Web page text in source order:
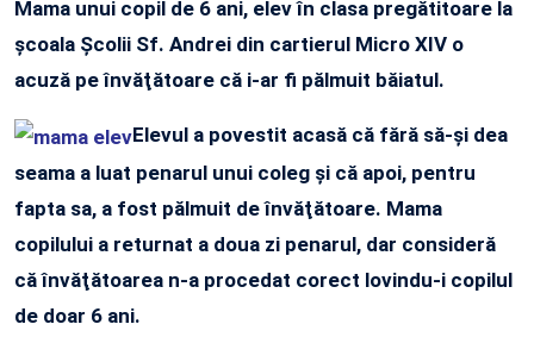
Mama unui copil de 6 ani, elev în clasa pregătitoare la
şcoala Şcolii Sf. Andrei din cartierul Micro XIV o
acuză pe învăţătoare că i-ar fi pălmuit băiatul.
Elevul a povestit acasă că fără să-şi dea
seama a luat penarul unui coleg şi că apoi, pentru
fapta sa, a fost pălmuit de învăţătoare. Mama
copilului a returnat a doua zi penarul, dar consideră
că învăţătoarea n-a procedat corect lovindu-i copilul
de doar 6 ani.